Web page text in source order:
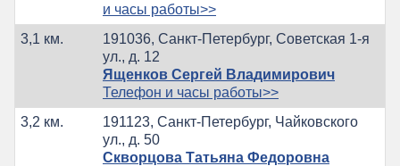
и часы работы>>
3,1 км.
191036, Санкт-Петербург, Советская 1-я
ул., д. 12
Ященков Сергей Владимирович
Телефон и часы работы>>
3,2 км.
191123, Санкт-Петербург, Чайковского
ул., д. 50
Скворцова Татьяна Федоровна